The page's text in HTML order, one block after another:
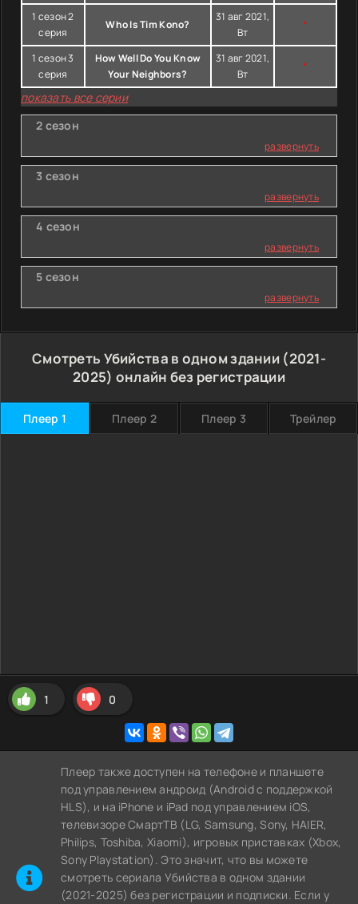
1 сезон 2
серия
Who Is Tim Kono?
31 авг 2021,
Вт
*
1 сезон 3
серия
How Well Do You Know
Your Neighbors?
31 авг 2021,
Вт
*
показать все серии
2 сезон
развернуть
3 сезон
развернуть
4 сезон
развернуть
5 сезон
развернуть
Смотреть Убийства в одном здании (2021-
2025) онлайн без регистрации
Плеер 1 Плеер 2 Плеер 3 Трейлер
1 0
Плеер также доступен на телефоне и планшете
под управлением андроид (Android с поддержкой
HLS), и на iPhone и iPad под управлением iOS,
телевизоре СмартТВ (LG, Samsung, Sony, HAIER,
Philips, Toshiba, Xiaomi), игровых приставках (Xbox,
Sony Playstation). Это значит, что вы можете
cмотреть сериала Убийства в одном здании
(2021-2025) без регистрации и подписки. Если у